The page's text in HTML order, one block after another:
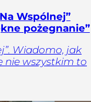
Wspólnej”
pożegnanie”
Wiadomo, jak
nie wszystkim to